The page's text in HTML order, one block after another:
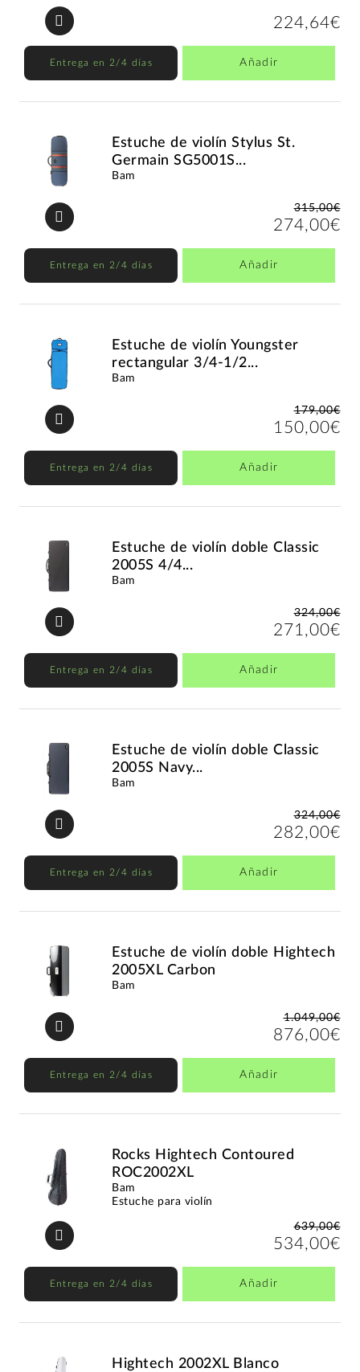
224,64€
Entrega en 2/4 días Añadir
Estuche de violín Stylus St.
Germain SG5001S...
Bam
315,00€
274,00€
Entrega en 2/4 días Añadir
Estuche de violín Youngster
rectangular 3/4-1/2...
Bam
179,00€
150,00€
Entrega en 2/4 días Añadir
Estuche de violín doble Classic
2005S 4/4...
Bam
324,00€
271,00€
Entrega en 2/4 días Añadir
Estuche de violín doble Classic
2005S Navy...
Bam
324,00€
282,00€
Entrega en 2/4 días Añadir
Estuche de violín doble Hightech
2005XL Carbon
Bam
1.049,00€
876,00€
Entrega en 2/4 días Añadir
Rocks Hightech Contoured
ROC2002XL
Bam
Estuche para violín
639,00€
534,00€
Entrega en 2/4 días Añadir
Hightech 2002XL Blanco